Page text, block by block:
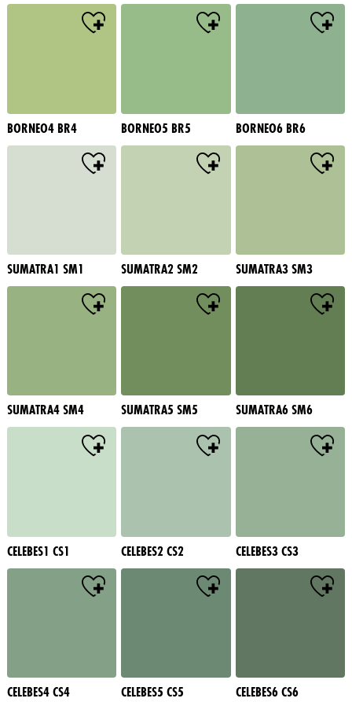
BORNEO4 BR4 BORNEO5 BR5 BORNEO6 BR6
SUMATRA1 SM1 SUMATRA2 SM2 SUMATRA3 SM3
SUMATRA4 SM4 SUMATRA5 SM5 SUMATRA6 SM6
CELEBES1 CS1 CELEBES2 CS2 CELEBES3 CS3
CELEBES4 CS4 CELEBES5 CS5 CELEBES6 CS6